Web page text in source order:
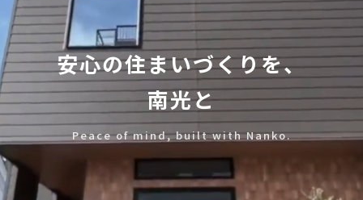
安心の住まいづくりを、
南光と
Peace of mind, built with Nanko.